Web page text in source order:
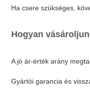
Ha csere szükséges,
Hogyan
A jó ár-érték arány
Gyártói garancia és